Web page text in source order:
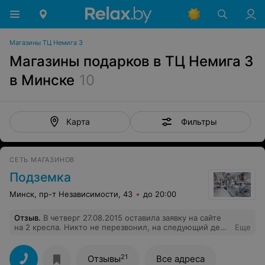
Магазины ТЦ Немига 3
Магазины подарков в ТЦ Немига 3
в Минске 10
Карта Фильтры
СЕТЬ МАГАЗИНОВ
Подземка
Минск, пр-т Независимости, 43 до 20:00
Отзыв. В четверг 27.08.2015 оставила заявку на сайте
на 2 кресла. Никто не перезвонил, на следующий день
курьерская служба перезвонит. Перезвонили вечером,
сказали, что доставят через 3-5 дней. В субботу
Еще
Отзывы21 Все адреса